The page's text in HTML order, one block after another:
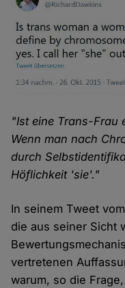
"Ist eine Trans-Frau
Wenn man nach
durch
Höflichkeit 'sie'."
In seinem Tweet
die aus seiner Sicht
vertretenen
warum, so die